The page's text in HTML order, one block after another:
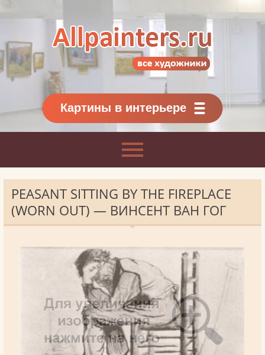
Картины классиков
и современников
Картины в интерьере
PEASANT SITTING BY THE FIREPLACE
(WORN OUT) — ВИНСЕНТ ВАН ГОГ